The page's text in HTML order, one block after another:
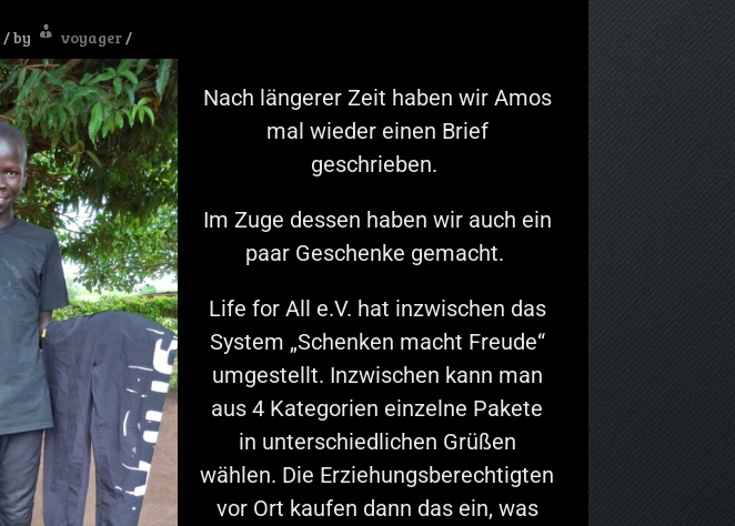
/by voyager /
Nach längerer Zeit haben wir Amos
mal wieder einen Brief
geschrieben.
Im Zuge dessen haben wir auch ein
paar Geschenke gemacht.
Life for All e.V. hat inzwischen das
System „Schenken macht Freude“
umgestellt. Inzwischen kann man
aus 4 Kategorien einzelne Pakete
in unterschiedlichen Grüßen
wählen. Die Erziehungsberechtigten
vor Ort kaufen dann das ein, was